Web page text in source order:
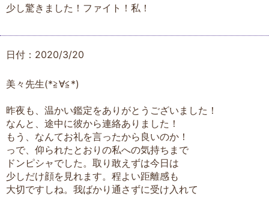
少し驚きました！ファイト！私！
日付：2020/3/20
美々先生(*≧∀≦*)
昨夜も、温かい鑑定をありがとうございました！
なんと、途中に彼から連絡ありました！
もう、なんてお礼を言ったから良いのか！
っで、仰られたとおりの私への気持ちまで
ドンピシャでした。取り敢えずは今日は
少しだけ顔を見れます。程よい距離感も
大切ですしね。我ばかり通さずに受け入れて